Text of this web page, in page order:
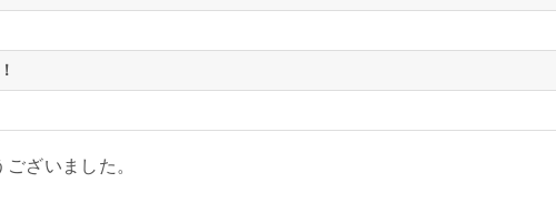
ざいました。